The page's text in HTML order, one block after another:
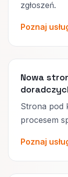
zgłoszeń.
Poznaj
Nowa
Strona pod
procesem
Poznaj